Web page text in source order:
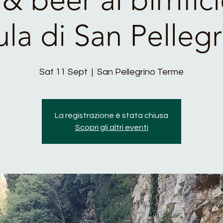
di San
Sat 11 Sept
  |
San Pellegrino Terme
La registrazione è stata chiusa
Scopri gli altri eventi